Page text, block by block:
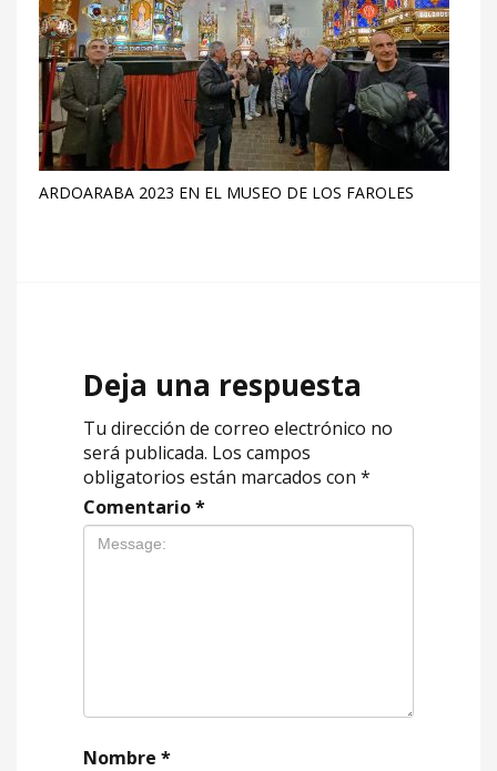
ARDOARABA 2023 EN EL MUSEO DE LOS FAROLES
Deja una respuesta
Tu dirección de correo electrónico no
será publicada. Los campos
obligatorios están marcados con *
Comentario*
Nombre *